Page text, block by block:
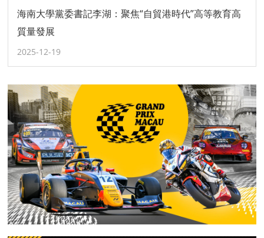
海南大學黨委書記李湖：聚焦“自貿港時代”高等教育高
質量發展
2025-12-19